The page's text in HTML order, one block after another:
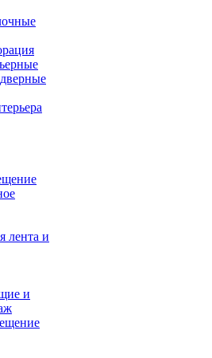
лента и
и